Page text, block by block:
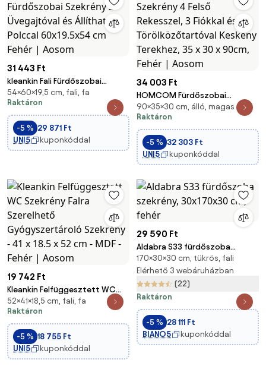
31 443 Ft
kleankin Fali Fürdőszobai
Szekrény 2 Üvegajtóval és
Állítható Polccal 60x19.5x54 cm
Fehér | Aosom
54×60×19,5 cm, fali, fa
Raktáron
-5 % 29 871 Ft
UNI5
kuponkóddal
34 003 Ft
HOMCOM Fürdőszobai
Szekrény 4 Felső Rekesszel, 3
Fiókkal és Törölközőtartóval
Keskeny Terekhez, 35 x 30 x
90cm, Fehér | Aosom
90×35×30 cm, álló, magas
Raktáron
-5 % 32 303 Ft
UNI5
kuponkóddal
19 742 Ft
Kleankin Felfüggesztett WC
Szekrény Falra Szerelhető
Gyógyszertároló Szekrény - 41
x 18.5 x 52 cm - MDF - Fehér |
Aosom
52×41×18,5 cm, fali, fa
Raktáron
-5 % 18 755 Ft
UNI5
kuponkóddal
29 590 Ft
Aldabra S33 fürdőszoba
szekrény, 30x170x30 cm, fehér
170×30×30 cm, tükrös, fali
Elérhető 3 webáruházban
(22)
Raktáron
-5 % 28 111 Ft
BIANO5
kuponkóddal